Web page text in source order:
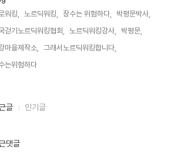
워킹, 노르딕워킹, 장수는 위험하다,
박평문박사,
걷기노르딕워킹협회,
노르딕워킹강사,
박평문,
마을제작소,
그래서노르딕워킹합니다,
는위험하다,
글 인기글
댓글